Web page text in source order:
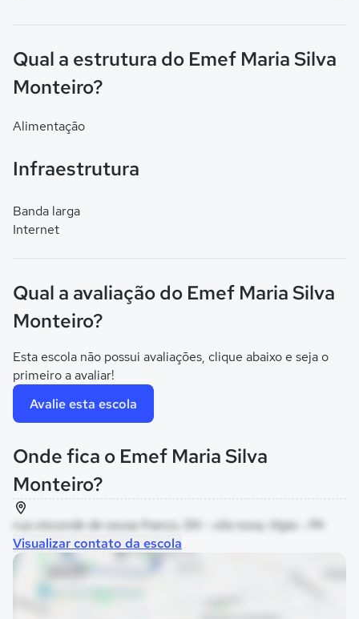
Qual a estrutura do Emef Maria Silva
Monteiro?
Alimentação
Infraestrutura
Banda larga
Internet
Qual a avaliação do Emef Maria Silva
Monteiro?
Esta escola não possui avaliações, clique abaixo e seja o
primeiro a avaliar!
Avalie esta escola
Onde fica o Emef Maria Silva
Monteiro?
rua visconde de sousa franco, SN - vila nova, Vigia - PA
Visualizar contato da escola